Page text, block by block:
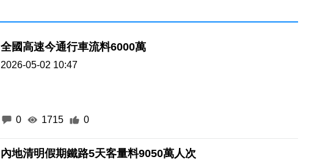
全國高速今通行車流料6000萬
2026-05-02 10:47
0 1715 0
內地清明假期鐵路5天客量料9050萬人次